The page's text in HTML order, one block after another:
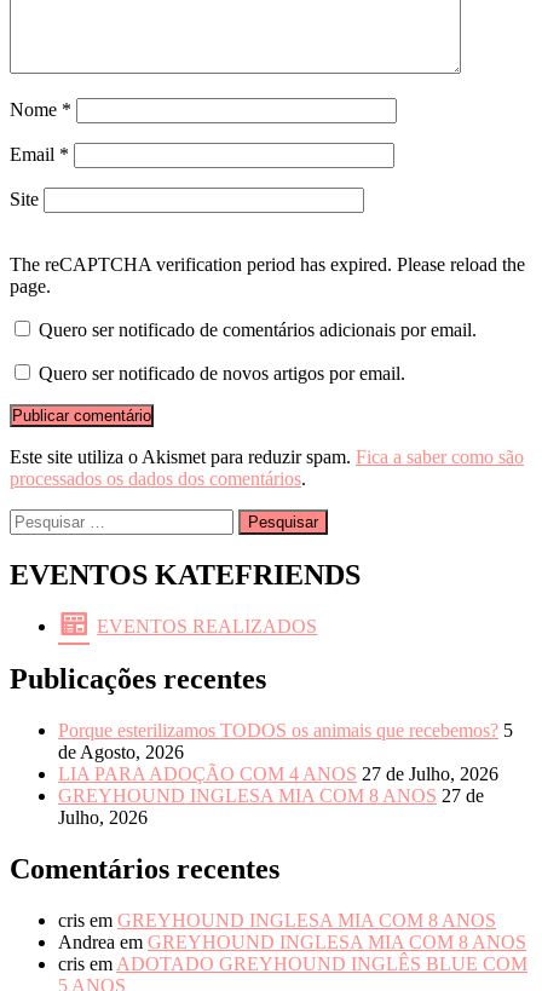
Nome *
Email *
Site
The reCAPTCHA verification period has expired. Please reload the
page.
Quero ser notificado de comentários adicionais por email.
Quero ser notificado de novos artigos por email.
Este site utiliza o Akismet para reduzir spam. Fica a saber como são
processados os dados dos comentários.
Pesquisar
por:
EVENTOS KATEFRIENDS
EVENTOS REALIZADOS
Publicações recentes
Porque esterilizamos TODOS os animais que recebemos? 5
de Agosto, 2026
LIA PARA ADOÇÃO COM 4 ANOS 27 de Julho, 2026
GREYHOUND INGLESA MIA COM 8 ANOS 27 de
Julho, 2026
Comentários recentes
cris em GREYHOUND INGLESA MIA COM 8 ANOS
Andrea em GREYHOUND INGLESA MIA COM 8 ANOS
cris em ADOTADO GREYHOUND INGLÊS BLUE COM
5 ANOS